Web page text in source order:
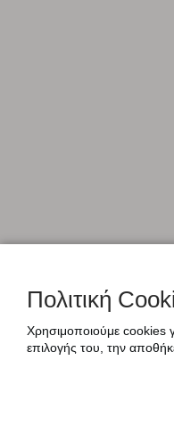
Πολιτική
Χρησιμοποιούμε cookies
επιλογής του, την